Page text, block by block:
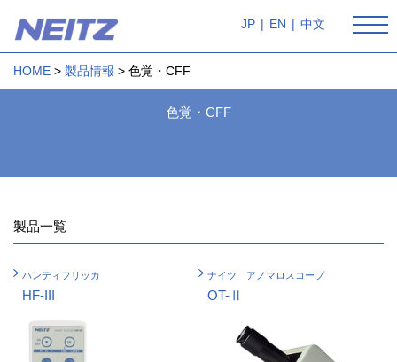
JP | EN | 中文
HOME 製品情報 色覚・CFF
色覚・CFF
製品一覧
ハンディフリッカ
HF-III
ナイツ アノマロスコープ
OT-Ⅱ